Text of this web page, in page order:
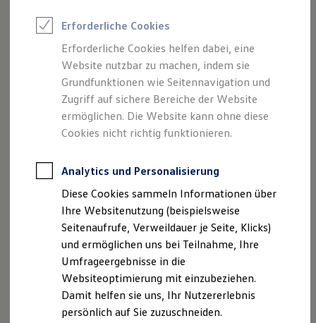
Elektroauto Leasing
Kleinwagen-Leasing
Leasing ohne Anzahlung
Finanzierung
Autokredit mit Schlussrate
Versicherungen und Garantien
Kfz-Versicherung
Restschuldversicherungen
Garantien
Professional Class bei Volkswagen
Behörden
Direktkunden
Sonderfahrzeuge
Anpfiff zum Gewinn
Elektromobilität
Elektroautos
ID. Tutorials
Elektrofahrzeugkonzepte
ID. EVERY1
Reichweite
16-Zoll-Leichtmetallfelgen „Valencia“ anfragen
Nutzungsbedingungen
Datenschutzerklärungen
Cookie-Richtlinie
Lizenzhinweise Dritter
Erforderliche Cookies
Erforderliche Cookies helfen dabei, eine
Website nutzbar zu machen, indem sie
Grundfunktionen wie Seitennavigation und
Zugriff auf sichere Bereiche der Website
ermöglichen. Die Website kann ohne diese
Cookies nicht richtig funktionieren.
Analytics und Personalisierung
Diese Cookies sammeln Informationen über
Ihre Websitenutzung (beispielsweise
Seitenaufrufe, Verweildauer je Seite, Klicks)
und ermöglichen uns bei Teilnahme, Ihre
Umfrageergebnisse in die
Websiteoptimierung mit einzubeziehen.
Damit helfen sie uns, Ihr Nutzererlebnis
persönlich auf Sie zuzuschneiden.